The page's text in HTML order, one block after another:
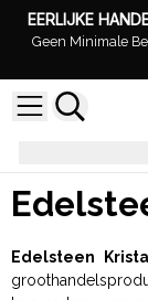
EERLIJKE
Geen Minimale
Edelsteen